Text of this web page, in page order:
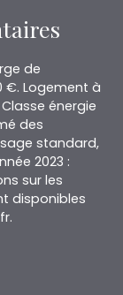
de
€. Logement à
énergie
des
standard,
2023 :
sur les
disponibles